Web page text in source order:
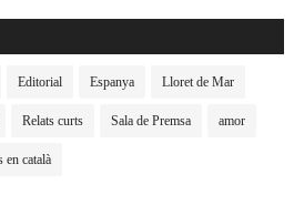
Editorial Espanya Lloret de Mar
Relats curts Sala de Premsa amor
en català